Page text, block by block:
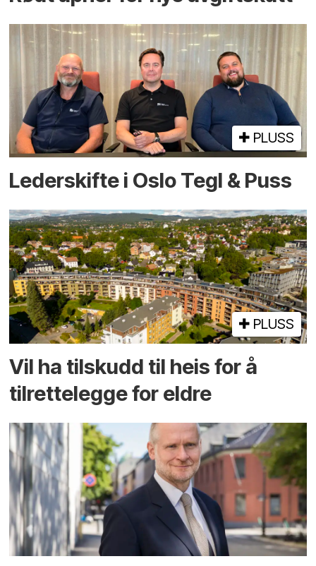
PLUSS
Lederskifte i Oslo Tegl & Puss
PLUSS
Vil ha tilskudd til heis for å
tilrettelegge for eldre